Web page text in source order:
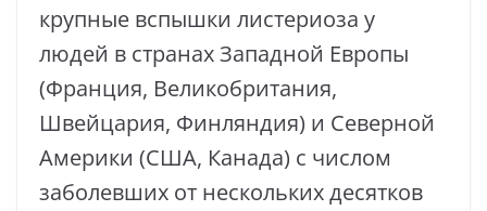
крупные вспышки листериоза у
людей в странах Западной Европы
(Франция, Великобритания,
Швейцария, Финляндия) и Северной
Америки (США, Канада) с числом
заболевших от нескольких десятков